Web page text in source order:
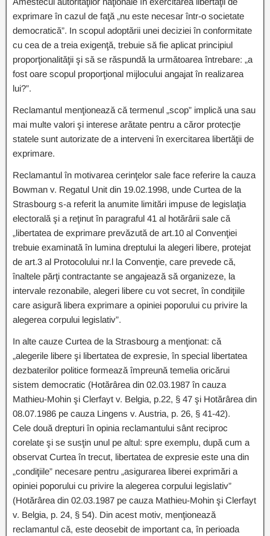
exprimare în cazul de faţă „nu este necesar într-o societate
democratică”. In scopul adoptării unei deciziei în conformitate
cu cea de a treia exigenţă, trebuie să fie aplicat principiul
proporţionalităţii şi să se răspundă la următoarea întrebare: „a
fost oare scopul proporţional mijlocului angajat în realizarea
lui?”.
Reclamantul menţionează că termenul „scop” implică una sau
mai multe valori şi interese arătate pentru a căror protecţie
statele sunt autorizate de a interveni în exercitarea libertăţii de
exprimare.
Reclamantul în motivarea cerinţelor sale face referire la cauza
Bowman v. Regatul Unit din 19.02.1998, unde Curtea de la
Strasbourg s-a referit la anumite limitări impuse de legislaţia
electorală şi a reţinut în paragraful 41 al hotărârii sale că
„libertatea de exprimare prevăzută de art.10 al Convenţiei
trebuie examinată în lumina dreptului la alegeri libere, protejat
de art.3 al Protocolului nr.l la Convenţie, care prevede că,
înaltele părţi contractante se angajează să organizeze, la
intervale rezonabile, alegeri libere cu vot secret, în condiţiile
care asigură libera exprimare a opiniei poporului cu privire la
alegerea corpului legislativ”.
In alte cauze Curtea de la Strasbourg a menţionat: că
„alegerile libere şi libertatea de expresie, în special libertatea
dezbaterilor politice formează împreună temelia oricărui
sistem democratic (Hotărârea din 02.03.1987 în cauza
Mathieu-Mohin şi Clerfayt v. Belgia, p.22, § 47 şi Hotărârea din
08.07.1986 pe cauza Lingens v. Austria, p. 26, § 41-42).
Cele două drepturi în opinia reclamantului sânt reciproc
corelate şi se susţin unul pe altul: spre exemplu, după cum a
observat Curtea în trecut, libertatea de expresie este una din
„condiţiile” necesare pentru „asigurarea liberei exprimări a
opiniei poporului cu privire la alegerea corpului legislativ”
(Hotărârea din 02.03.1987 pe cauza Mathieu-Mohin şi Clerfayt
v. Belgia, p. 24, § 54). Din acest motiv, menţionează
reclamantul că, este deosebit de important ca, în perioada